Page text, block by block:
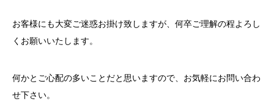
お客様にも大変ご迷惑お掛け致しますが、何卒ご理解の程よろし
くお願いいたします。
何かとご心配の多いことだと思いますので、お気軽にお問い合わ
せ下さい。